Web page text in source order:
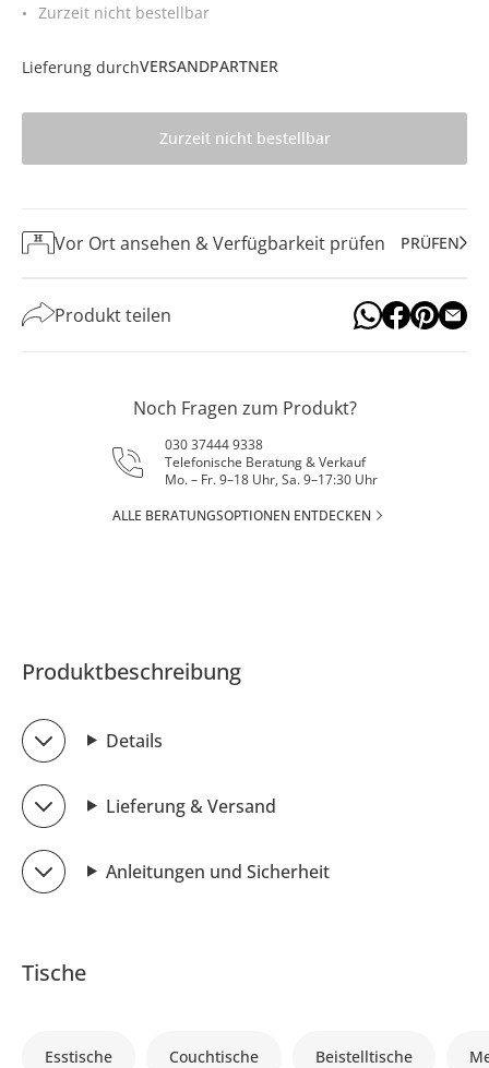
Zurzeit nicht bestellbar
Lieferung durchVERSANDPARTNER
Zurzeit nicht bestellbar
Vor Ort ansehen & Verfügbarkeit prüfen PRÜFEN
Produkt teilen
Noch Fragen zum Produkt?
030 37444 9338
Telefonische Beratung & Verkauf
Mo. – Fr. 9–18 Uhr, Sa. 9–17:30 Uhr
ALLE BERATUNGSOPTIONEN ENTDECKEN
Produktbeschreibung
Details
Lieferung & Versand
Anleitungen und Sicherheit
Tische
Esstische Couchtische Beistelltische